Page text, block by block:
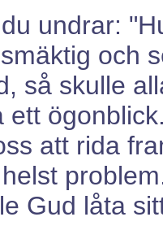
undrar:
och
så skulle
ett
att rida
Gud låta